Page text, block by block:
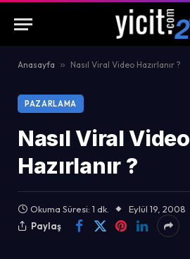
Anasayfa » Nasıl Viral Video Hazırlanır ?
PAZARLAMA
Nasıl Viral Video
Hazırlanır ?
Okuma Süresi: 1 dk.
Eylül 19, 2008
Paylaş